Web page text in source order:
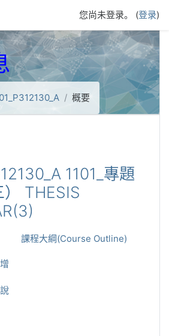
您尚未登录。 (登录)
概要
1101_專題
THESIS
課程大綱(Course Outline)